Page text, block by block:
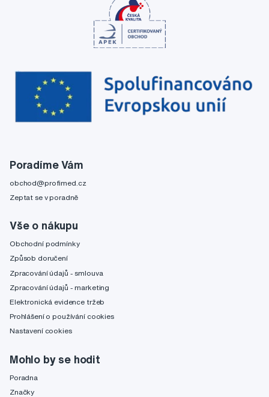
Poradíme Vám
obchod@profimed.cz
Zeptat se v poradně
Vše o nákupu
Obchodní podmínky
Způsob doručení
Zpracování údajů - smlouva
Zpracování údajů - marketing
Elektronická evidence tržeb
Prohlášení o používání cookies
Nastavení cookies
Mohlo by se hodit
Poradna
Značky